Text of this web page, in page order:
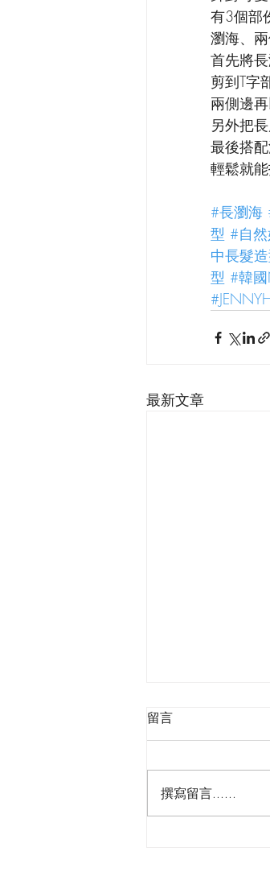
有3個部
瀏海、
首先將
剪到T字
兩側邊
另外把
最後搭
輕鬆就
#長瀏海
型 #自
中長髮
型 #韓
最新文章
留言
撰寫留言......